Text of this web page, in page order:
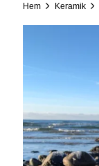
Hem Keramik